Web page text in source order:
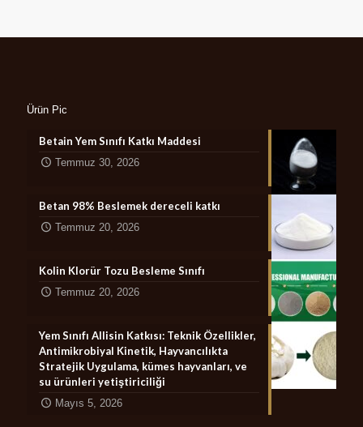
Ürün Pic
Betain Yem Sınıfı Katkı Maddesi
Temmuz 30, 2026
Betan 98% Beslemek dereceli katkı
Temmuz 20, 2026
Kolin Klorür Tozu Besleme Sınıfı
Temmuz 20, 2026
Yem Sınıfı Allisin Katkısı: Teknik Özellikler,
Antimikrobiyal Kinetik, Hayvancılıkta
Stratejik Uygulama, kümes hayvanları, ve
su ürünleri yetiştiriciliği
Mayıs 5, 2026